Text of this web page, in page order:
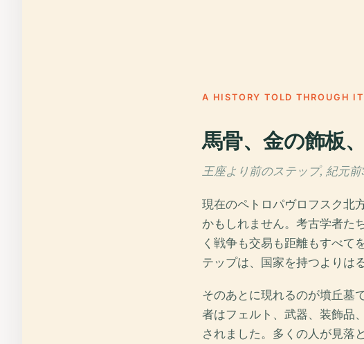
A HISTORY TOLD THROUGH
馬骨、金の飾板
王座より前のステップ, 紀元
現在のペトロパヴロフスク北
かもしれません。考古学者た
く戦争も交易も距離もすべて
テップは、国家を持つよりは
そのあとに現れるのが墳丘墓
者はフェルト、武器、装飾品
されました。多くの人が見落